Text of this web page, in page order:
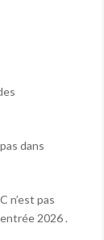
dans
n’est pas
» et Rentrée 2026 .